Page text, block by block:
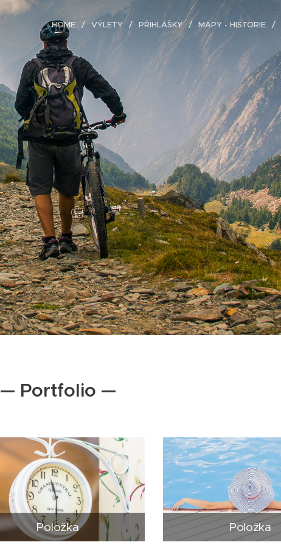
HOME VÝLETY PŘIHLÁŠKY MAPY - HISTORIE
— Portfolio —
Položka Položka